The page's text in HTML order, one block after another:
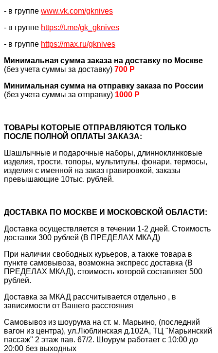
- в группе www.vk.com/gknives
- в группе https://t.me/gk_gknives
- в группе https://max.ru/gknives
Минимальная сумма заказа на доставку по Москве
(без учета суммы за доставку) 700 Р
Минимальная сумма на отправку заказа по России
(без учета суммы за отправку) 1000 Р
ТОВАРЫ КОТОРЫЕ ОТПРАВЛЯЮТСЯ ТОЛЬКО
ПОСЛЕ ПОЛНОЙ ОПЛАТЫ ЗАКАЗА:
Шашлычные и подарочные наборы, длинноклинковые
изделия, трости, топоры, мультитулы, фонари, термосы,
изделия с именной на заказ гравировкой, заказы
превышающие 10тыс. рублей.
ДОСТАВКА ПО МОСКВЕ И МОСКОВСКОЙ ОБЛАСТИ:
Доставка осуществляется в течении 1-2 дней. Стоимость
доставки 300 рублей (В ПРЕДЕЛАХ МКАД)
При наличии свободных курьеров, а также товара в
пункте самовывоза, возможна экспресс доставка (В
ПРЕДЕЛАХ МКАД), стоимость которой составляет 500
рублей.
Доставка за МКАД рассчитывается отдельно , в
зависимости от Вашего расстояния
Самовывоз из шоурума на ст. м. Марьино, (последний
вагон из центра), ул.Люблинская д.102А, ТЦ "Марьинский
пассаж" 2 этаж пав. 67/2. Шоурум работает с 10:00 до
20:00 без выходных